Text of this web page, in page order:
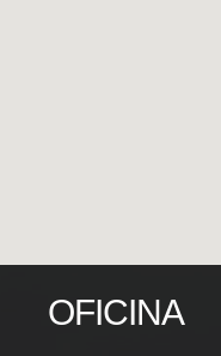
OFICINA